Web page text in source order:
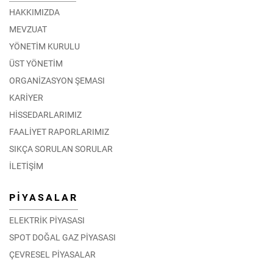
HAKKIMIZDA
MEVZUAT
YÖNETİM KURULU
ÜST YÖNETİM
ORGANİZASYON ŞEMASI
KARİYER
HİSSEDARLARIMIZ
FAALİYET RAPORLARIMIZ
SIKÇA SORULAN SORULAR
İLETİŞİM
PİYASALAR
ELEKTRİK PİYASASI
SPOT DOĞAL GAZ PİYASASI
ÇEVRESEL PİYASALAR